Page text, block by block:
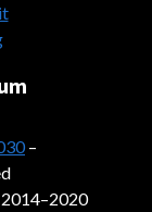
–